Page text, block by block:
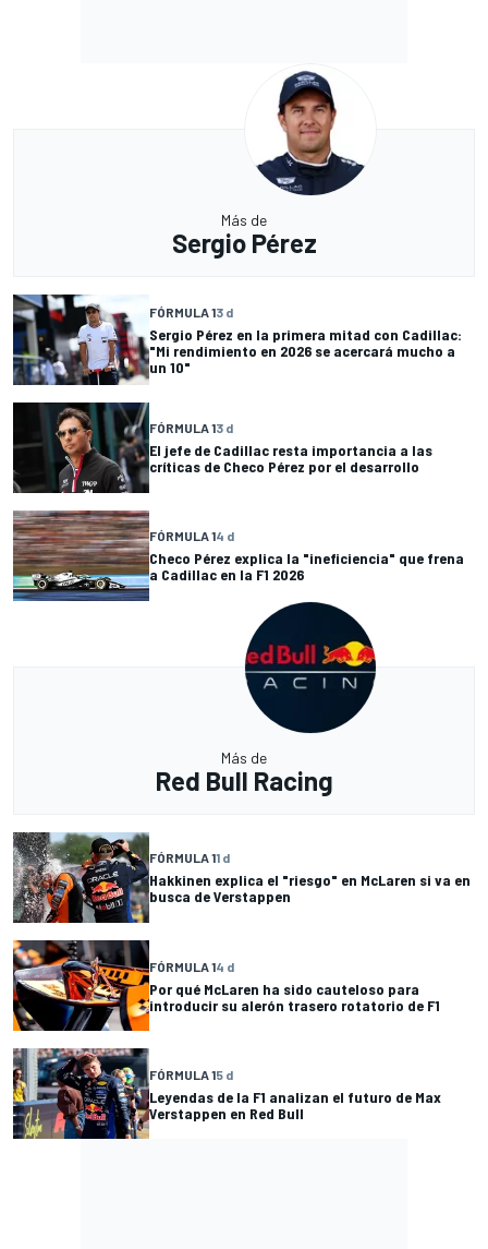
Más de
Sergio Pérez
FÓRMULA 13 d
Sergio Pérez en la primera mitad con Cadillac:
"Mi rendimiento en 2026 se acercará mucho a
un 10"
FÓRMULA 13 d
El jefe de Cadillac resta importancia a las
críticas de Checo Pérez por el desarrollo
FÓRMULA 14 d
Checo Pérez explica la "ineficiencia" que frena
a Cadillac en la F1 2026
Más de
Red Bull Racing
FÓRMULA 11 d
Hakkinen explica el "riesgo" en McLaren si va en
busca de Verstappen
FÓRMULA 14 d
Por qué McLaren ha sido cauteloso para
introducir su alerón trasero rotatorio de F1
FÓRMULA 15 d
Leyendas de la F1 analizan el futuro de Max
Verstappen en Red Bull